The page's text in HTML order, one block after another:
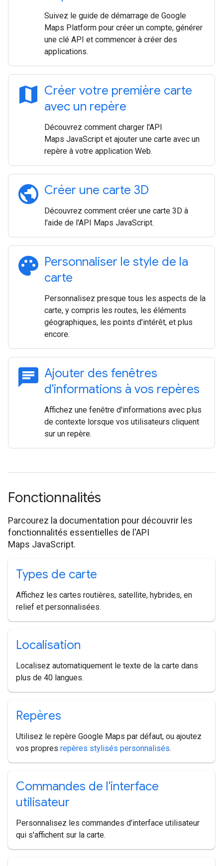
Suivez le guide de démarrage de Google
Maps Platform pour créer un compte, générer
une clé API et commencer à créer des
applications.
map Créer votre première carte
avec un repère
Découvrez comment charger l'API
Maps JavaScript et ajouter une carte avec un
repère à votre application Web.
public Créer une carte 3D
Découvrez comment créer une carte 3D à
l'aide de l'API Maps JavaScript.
palette Personnaliser le style de la
carte
Personnalisez presque tous les aspects de la
carte, y compris les routes, les éléments
géographiques, les points d'intérêt, et plus
encore.
chat Ajouter des fenêtres
d'informations à vos repères
Affichez une fenêtre d'informations avec plus
de contexte lorsque vos utilisateurs cliquent
sur un repère.
Fonctionnalités
Parcourez la documentation pour découvrir les
fonctionnalités essentielles de l'API
Maps JavaScript.
Types de carte
Affichez les cartes routières, satellite, hybrides, en
relief et personnalisées.
Localisation
Localisez automatiquement le texte de la carte dans
plus de 40 langues.
Repères
Utilisez le repère Google Maps par défaut, ou ajoutez
vos propres repères stylisés personnalisés.
Commandes de l'interface
utilisateur
Personnalisez les commandes d'interface utilisateur
qui s'affichent sur la carte.